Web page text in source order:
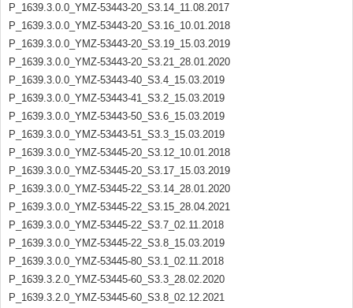
P_1639.3.0.0_YMZ-53443-20_S3.14_11.08.2017
P_1639.3.0.0_YMZ-53443-20_S3.16_10.01.2018
P_1639.3.0.0_YMZ-53443-20_S3.19_15.03.2019
P_1639.3.0.0_YMZ-53443-20_S3.21_28.01.2020
P_1639.3.0.0_YMZ-53443-40_S3.4_15.03.2019
P_1639.3.0.0_YMZ-53443-41_S3.2_15.03.2019
P_1639.3.0.0_YMZ-53443-50_S3.6_15.03.2019
P_1639.3.0.0_YMZ-53443-51_S3.3_15.03.2019
P_1639.3.0.0_YMZ-53445-20_S3.12_10.01.2018
P_1639.3.0.0_YMZ-53445-20_S3.17_15.03.2019
P_1639.3.0.0_YMZ-53445-22_S3.14_28.01.2020
P_1639.3.0.0_YMZ-53445-22_S3.15_28.04.2021
P_1639.3.0.0_YMZ-53445-22_S3.7_02.11.2018
P_1639.3.0.0_YMZ-53445-22_S3.8_15.03.2019
P_1639.3.0.0_YMZ-53445-80_S3.1_02.11.2018
P_1639.3.2.0_YMZ-53445-60_S3.3_28.02.2020
P_1639.3.2.0_YMZ-53445-60_S3.8_02.12.2021